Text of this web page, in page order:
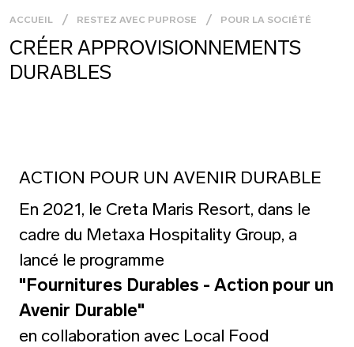
ACCUEIL RESTEZ AVEC PUPROSE POUR LA SOCIÉTÉ
CRÉER APPROVISIONNEMENTS
DURABLES
ACTION POUR UN AVENIR DURABLE
En 2021, le Creta Maris Resort, dans le
cadre du Metaxa Hospitality Group, a
lancé le programme
"Fournitures Durables - Action pour un
Avenir Durable"
en collaboration avec Local Food